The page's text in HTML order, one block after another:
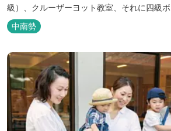
級）、クルーザーヨット教室、それに四級
催されています。レンタルヨットもあります
中南勢